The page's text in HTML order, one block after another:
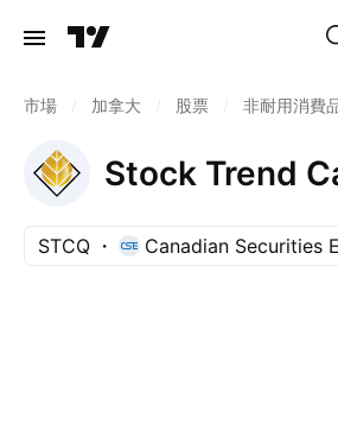
市場 加拿大 股票 非耐用消費
Stock Trend
STCQ Canadian Securities